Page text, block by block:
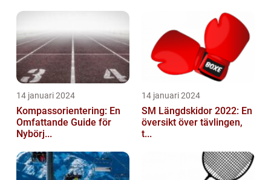
14 januari 2024
Kompassorientering: En
Omfattande Guide för
Nybörj...
14 januari 2024
SM Längdskidor 2022: En
översikt över tävlingen,
t...